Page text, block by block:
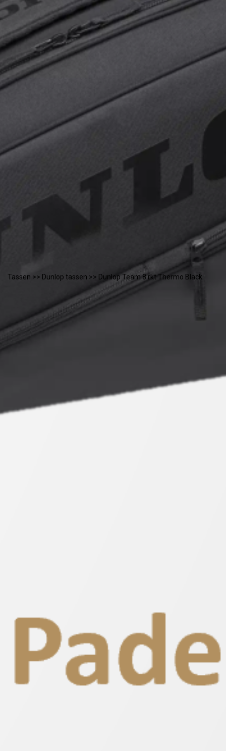
Tassen >> Dunlop tassen >> Dunlop Team 8 rkt Thermo Black